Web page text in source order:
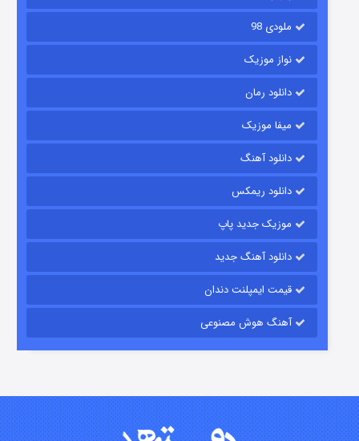
قسمت
قسمت۷ (زیرنویس) منتشر شد
ملودی 98
نواز موزیک
دانلود رمان
میفا موزیک
دانلود آهنگ
دانلود ریمکس
موزیک جدید پاپ
دانلود آهنگ جدید
قیمت ایمپلنت دندان
آهنگ هوش مصنوعی